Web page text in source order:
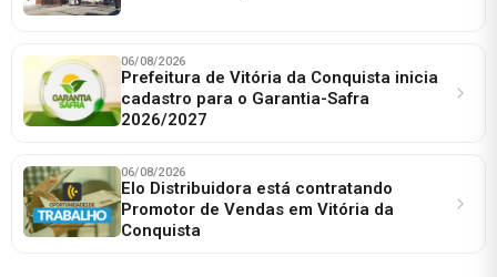
06/08/2026
Prefeitura de Vitória da Conquista inicia
cadastro para o Garantia-Safra
2026/2027
06/08/2026
Elo Distribuidora está contratando
Promotor de Vendas em Vitória da
Conquista